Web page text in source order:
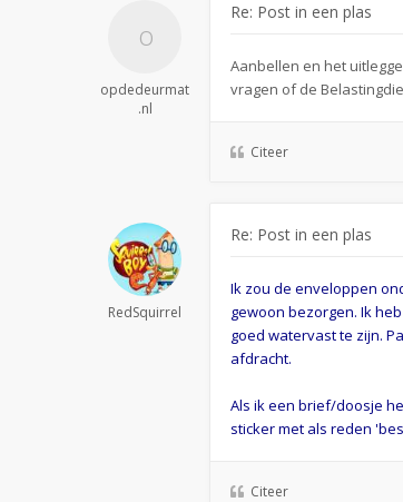
opdedeurmat
.nl
Re: Post in een plas
Aanbellen en het
vragen of de
Citeer
RedSquirrel
Re: Post in een plas
Ik zou de enveloppen
gewoon bezorgen. Ik
goed watervast te zijn.
afdracht.
Als ik een brief/doosje
sticker met als reden
Citeer